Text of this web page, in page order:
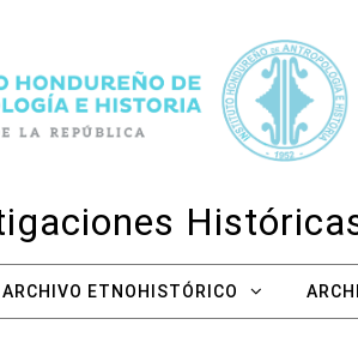
ARCHIVO ETNOHISTÓRICO